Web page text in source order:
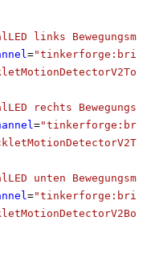
links Bewegungsm
="tinkerforge:bri
rechts Bewegungs
="tinkerforge:br
unten Bewegungsm
="tinkerforge:bri